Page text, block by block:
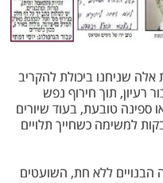
שניחנו ביכולת להקריב
רעיון, תוך חירוף נפש
ספינה טובעת, בעוד שיורים
למשימה כשחייך תלויים
הבנויים ללא חת, השועטים